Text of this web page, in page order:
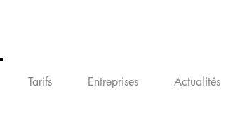
Tarifs Entreprises Actualités